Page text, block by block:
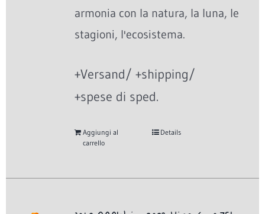
armonia con la natura, la luna, le
stagioni, l'ecosistema.
+Versand/ +shipping/
+spese di sped.
Aggiungi al
carrello
Details